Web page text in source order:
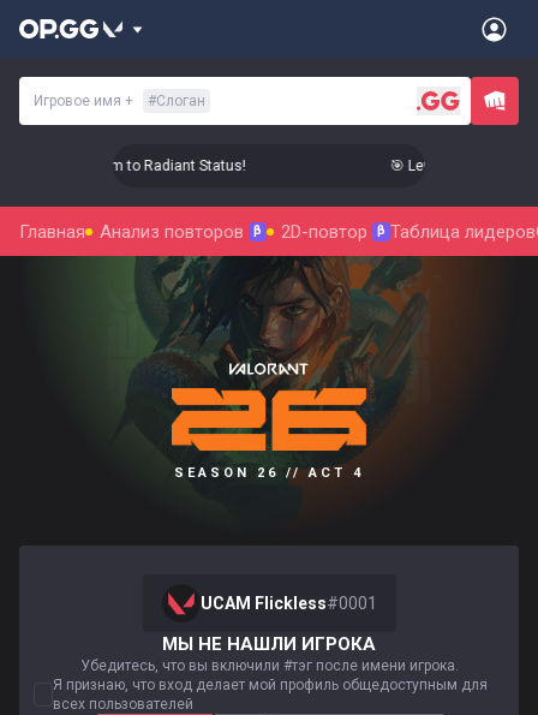
Игровое имя + #Слоган
Up Your Aim to Radiant Status! 🎯 Level Up Your Aim
Главная Анализ повторов β 2D-повтор β Таблица лидеров
SEASON 26 // ACT 4
UCAM Flickless#0001
МЫ НЕ НАШЛИ ИГРОКА
Убедитесь, что вы включили #тэг после имени игрока.
Я признаю, что вход делает мой профиль общедоступным для
всех пользователей